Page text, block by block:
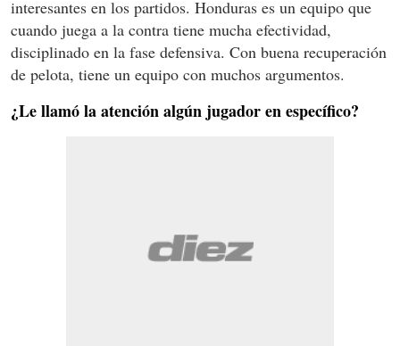
interesantes en los partidos. Honduras es un equipo que
cuando juega a la contra tiene mucha efectividad,
disciplinado en la fase defensiva. Con buena recuperación
de pelota, tiene un equipo con muchos argumentos.
¿Le llamó la atención algún jugador en específico?